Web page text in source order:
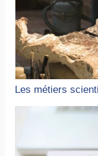
Les métiers